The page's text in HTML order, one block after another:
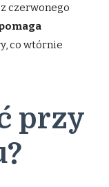
czerwonego
co wtórnie
przy